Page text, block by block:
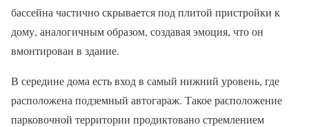
бассейна частично скрывается под плитой пристройки к
дому, аналогичным образом, создавая эмоция, что он
вмонтирован в здание.
В середине дома есть вход в самый нижний уровень, где
расположена подземный автогараж. Такое расположение
парковочной территории продиктовано стремлением